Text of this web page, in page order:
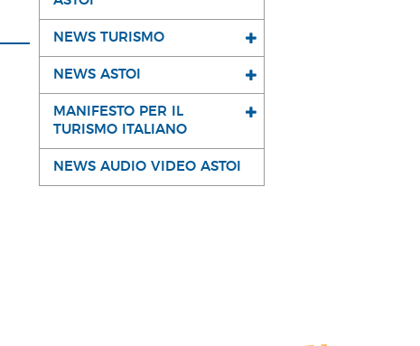
NEWS TURISMO
NEWS ASTOI
MANIFESTO PER IL
TURISMO ITALIANO
NEWS AUDIO VIDEO ASTOI